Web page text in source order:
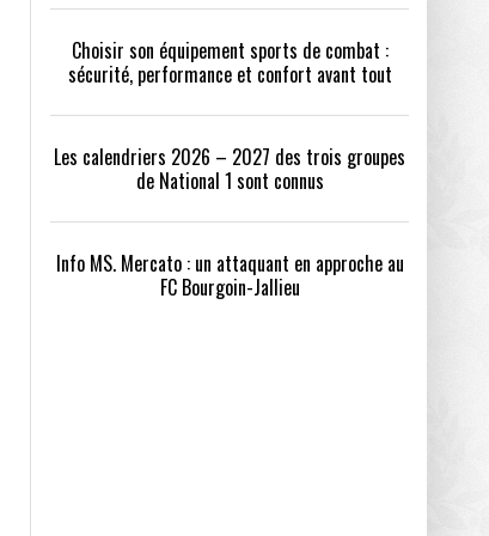
Choisir son équipement sports de combat :
sécurité, performance et confort avant tout
Les calendriers 2026 – 2027 des trois groupes
de National 1 sont connus
Info MS. Mercato : un attaquant en approche au
FC Bourgoin-Jallieu